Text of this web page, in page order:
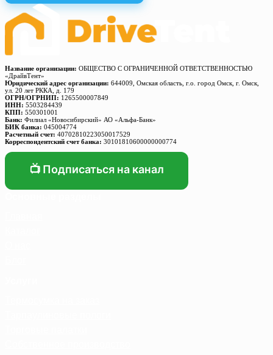
Название организации: ОБЩЕСТВО С ОГРАНИЧЕННОЙ ОТВЕТСТВЕННОСТЬЮ
«ДрайвТент»
Юридический адрес организации: 644009, Омская область, г.о. город Омск, г. Омск,
ул. 20 лет РККА, д. 179
ОГРН/ОГРНИП: 1265500007849
ИНН: 5503284439
КПП: 550301001
Банк: Филиал «Новосибирский» АО «Альфа-Банк»
БИК банка: 045004774
Расчетный счет: 40702810223050017529
Корреспондентский счет банка: 30101810600000000774
📺 Подписаться на канал